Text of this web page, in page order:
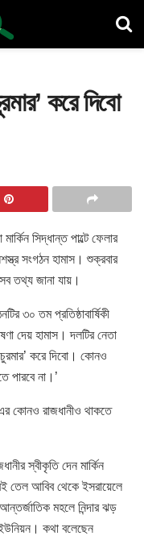
করে দিবো
সিদ্ধান্ত পাল্টে ফেলার
সংগঠন হামাস। শুক্রবার
তথ্য জানা যায়।
৩০ তম প্রতিষ্ঠাবার্ষিকী
দেয় হামাস। দলটির নেতা
করে দিবো। কোনও
পারবে না।’
কোনও রাজধানীও থাকতে
স্বীকৃতি দেন মার্কিন
তেল আবিব থেকে ইসরায়েলে
মহলে নিন্দার ঝড়
কথা বলেছেন